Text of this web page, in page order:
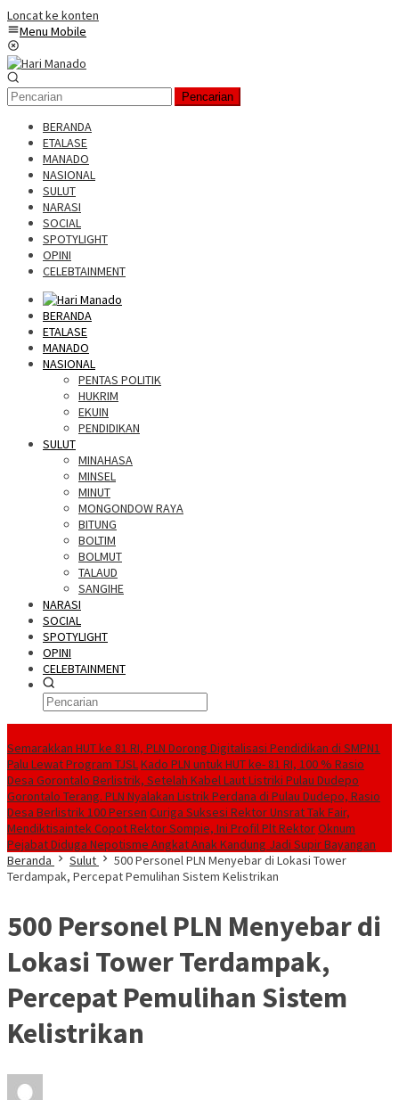
Loncat ke konten
Menu Mobile
Pencarian
BERANDA
ETALASE
MANADO
NASIONAL
SULUT
NARASI
SOCIAL
SPOTYLIGHT
OPINI
CELEBTAINMENT
BERANDA
ETALASE
MANADO
NASIONAL
PENTAS POLITIK
HUKRIM
EKUIN
PENDIDIKAN
SULUT
MINAHASA
MINSEL
MINUT
MONGONDOW RAYA
BITUNG
BOLTIM
BOLMUT
TALAUD
SANGIHE
NARASI
SOCIAL
SPOTYLIGHT
OPINI
CELEBTAINMENT
Semarakkan HUT ke 81 RI, PLN Dorong Digitalisasi Pendidikan di SMPN1
Palu Lewat Program TJSLKado PLN untuk HUT ke- 81 RI, 100 % Rasio
Desa Gorontalo Berlistrik, Setelah Kabel Laut Listriki Pulau Dudepo
Gorontalo Terang. PLN Nyalakan Listrik Perdana di Pulau Dudepo, Rasio
Desa Berlistrik 100 Persen Curiga Suksesi Rektor Unsrat Tak Fair,
Mendiktisaintek Copot Rektor Sompie, Ini Profil Plt RektorOknum
Pejabat Diduga Nepotisme Angkat Anak Kandung Jadi Supir Bayangan
Beranda
Sulut
500 Personel PLN Menyebar di Lokasi Tower
Terdampak, Percepat Pemulihan Sistem Kelistrikan
500 Personel PLN Menyebar di
Lokasi Tower Terdampak,
Percepat Pemulihan Sistem
Kelistrikan